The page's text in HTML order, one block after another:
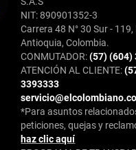
NIT: 890901352-3
Carrera 48 N° 30 Sur -
Antioquia, Colombia.
CONMUTADOR:(57) (604)
ATENCIÓN AL CLIENTE:
3393333
*Para asuntos
peticiones, quejas y
haz clic aquí